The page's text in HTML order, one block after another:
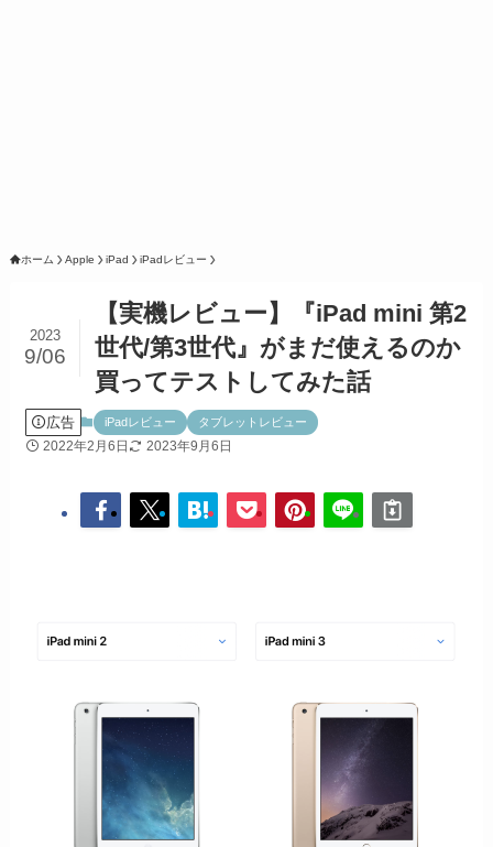
ホーム Apple iPad iPadレビュー
【実機レビュー】『iPad mini 第2
世代/第3世代』がまだ使えるのか
買ってテストしてみた話
2023
9/06
広告 iPadレビュー タブレットレビュー
2022年2月6日 2023年9月6日